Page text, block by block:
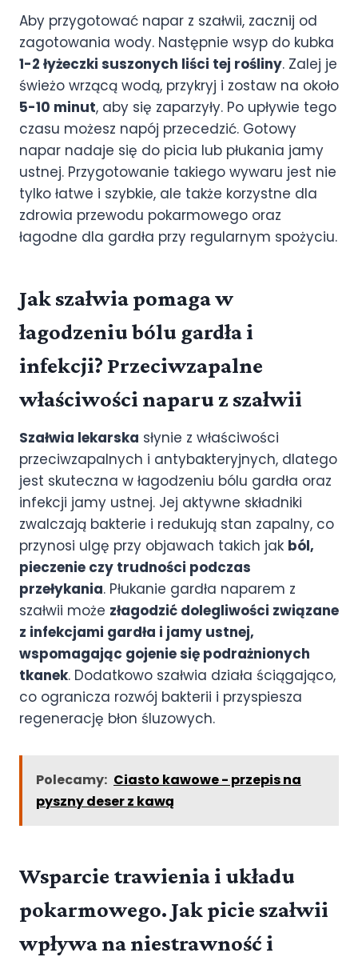
Aby przygotować napar z szałwii, zacznij od
zagotowania wody. Następnie wsyp do kubka
1-2 łyżeczki suszonych liści tej rośliny. Zalej je
świeżo wrzącą wodą, przykryj i zostaw na około
5-10 minut, aby się zaparzyły. Po upływie tego
czasu możesz napój przecedzić. Gotowy
napar nadaje się do picia lub płukania jamy
ustnej. Przygotowanie takiego wywaru jest nie
tylko łatwe i szybkie, ale także korzystne dla
zdrowia przewodu pokarmowego oraz
łagodne dla gardła przy regularnym spożyciu.
Jak szałwia pomaga w
łagodzeniu bólu gardła i
infekcji? Przeciwzapalne
właściwości naparu z szałwii
Szałwia lekarska słynie z właściwości
przeciwzapalnych i antybakteryjnych, dlatego
jest skuteczna w łagodzeniu bólu gardła oraz
infekcji jamy ustnej. Jej aktywne składniki
zwalczają bakterie i redukują stan zapalny, co
przynosi ulgę przy objawach takich jak ból,
pieczenie czy trudności podczas
przełykania. Płukanie gardła naparem z
szałwii może złagodzić dolegliwości związane
z infekcjami gardła i jamy ustnej,
wspomagając gojenie się podrażnionych
tkanek. Dodatkowo szałwia działa ściągająco,
co ogranicza rozwój bakterii i przyspiesza
regenerację błon śluzowych.
Polecamy: Ciasto kawowe - przepis na
pyszny deser z kawą
Wsparcie trawienia i układu
pokarmowego. Jak picie szałwii
wpływa na niestrawność i